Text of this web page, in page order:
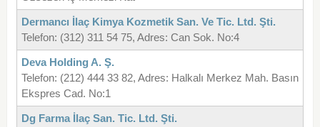
Dermancı İlaç Kimya Kozmetik San. Ve Tic. Ltd. Şti.
Telefon: (312) 311 54 75, Adres: Can Sok. No:4
Deva Holding A. Ş.
Telefon: (212) 444 33 82, Adres: Halkalı Merkez Mah. Basın
Ekspres Cad. No:1
Dg Farma İlaç San. Tic. Ltd. Şti.